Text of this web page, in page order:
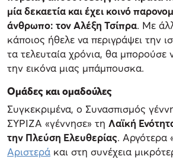
μία δεκαετία και έχει κοινό
άνθρωπο: τον Αλέξη Τσίπρα. Με
κάποιος ήθελε να περιγράψει την
τα τελευταία χρόνια, θα μπορούσε
την εικόνα μιας μπάμπουσκα.
Ομάδες και ομαδούλες
Συγκεκριμένα, ο Συνασπισμός
ΣΥΡΙΖΑ «γέννησε» τη Λαϊκή
την Πλεύση Ελευθερίας. Αργότερα
Αριστερά και στη συνέχεια